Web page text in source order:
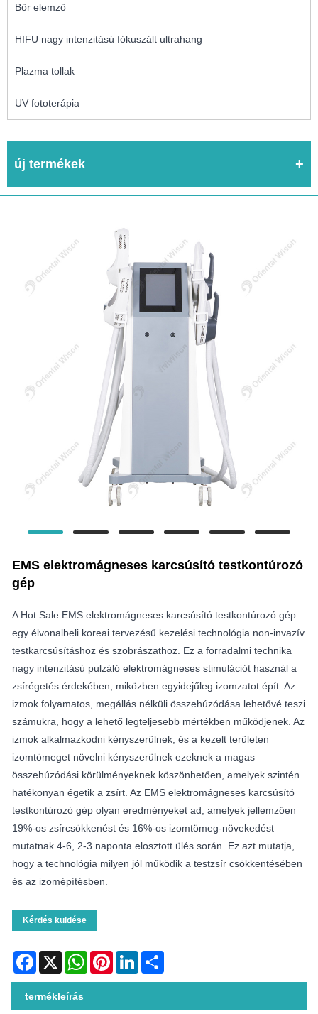
Bőr elemző
HIFU nagy intenzitású fókuszált ultrahang
Plazma tollak
UV fototerápia
új termékek
EMS elektromágneses karcsúsító testkontúrozó
gép
A Hot Sale EMS elektromágneses karcsúsító testkontúrozó gép
egy élvonalbeli koreai tervezésű kezelési technológia non-invazív
testkarcsúsításhoz és szobrászathoz. Ez a forradalmi technika
nagy intenzitású pulzáló elektromágneses stimulációt használ a
zsírégetés érdekében, miközben egyidejűleg izomzatot épít. Az
izmok folyamatos, megállás nélküli összehúzódása lehetővé teszi
számukra, hogy a lehető legteljesebb mértékben működjenek. Az
izmok alkalmazkodni kényszerülnek, és a kezelt területen
izomtömeget növelni kényszerülnek ezeknek a magas
összehúzódási körülményeknek köszönhetően, amelyek szintén
hatékonyan égetik a zsírt. Az EMS elektromágneses karcsúsító
testkontúrozó gép olyan eredményeket ad, amelyek jellemzően
19%-os zsírcsökkenést és 16%-os izomtömeg-növekedést
mutatnak 4-6, 2-3 naponta elosztott ülés során. Ez azt mutatja,
hogy a technológia milyen jól működik a testzsír csökkentésében
és az izomépítésben.
Kérdés küldése
Facebook
X WhatsAppPinterestLinkedIn
termékleírás